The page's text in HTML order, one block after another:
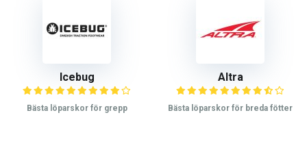
Icebug
Bästa löparskor för grepp
Altra
Bästa löparskor för breda fötter